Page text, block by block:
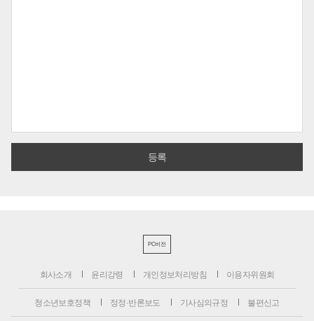
PC버전
회사소개 윤리강령 개인정보처리방침 이용자위원회
청소년보호정책 정정·반론보도 기사심의규정 불편신고